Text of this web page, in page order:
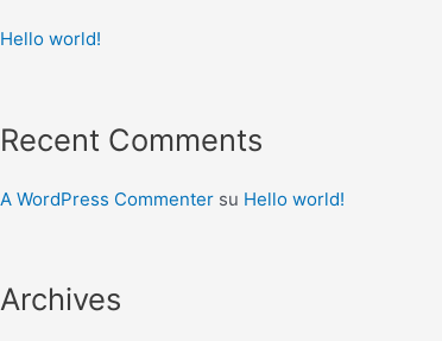
Hello world!
Recent Comments
A WordPress Commenter su Hello world!
Archives